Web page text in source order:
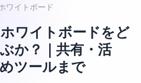
ワイトボード
ワイトボードをど
か？｜共有・活
ツールまで